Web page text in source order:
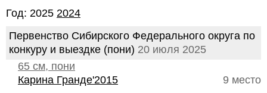
Год: 2025 2024
Первенство Сибирского Федерального округа по
конкуру и выездке (пони) 20 июля 2025
65 см, пони
9 место
Карина Гранде'2015